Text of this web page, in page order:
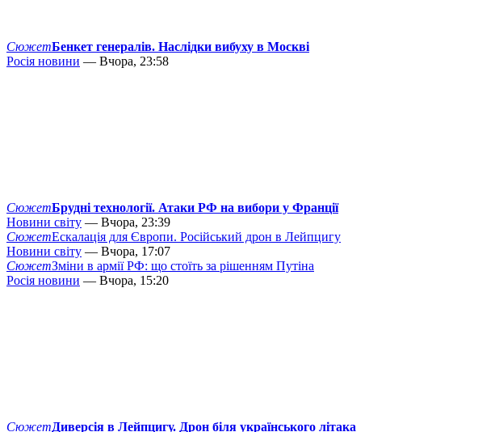
СюжетБенкет генералів. Наслідки вибуху в Москві
Росія новини — Вчора, 23:58
СюжетБрудні технології. Атаки РФ на вибори у Франції
Новини світу — Вчора, 23:39
СюжетЕскалація для Європи. Російський дрон в Лейпцигу
Новини світу — Вчора, 17:07
СюжетЗміни в армії РФ: що стоїть за рішенням Путіна
Росія новини — Вчора, 15:20
СюжетДиверсія в Лейпцигу. Дрон біля українського літака